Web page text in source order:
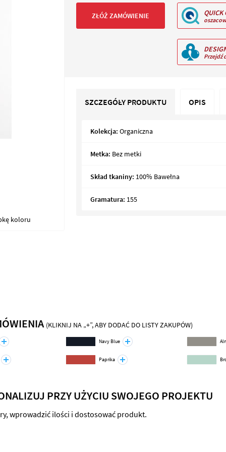
ZŁÓŻ ZAMÓWIENIE QUICK
Przejdź
koloru
SZCZEGÓŁY PRODUKTU
Kolekcja: Organiczna
Metka: Bez metki
Skład tkaniny: 100% Bawełna
Gramatura: 155
OPIS
(KLIKNIJ NA „+”, ABY DODAĆ DO LISTY ZAKUPÓW)
Navy Blue
Paprika
PRZY UŻYCIU SWOJEGO PROJEKTU
wprowadzić ilości i dostosować produkt.